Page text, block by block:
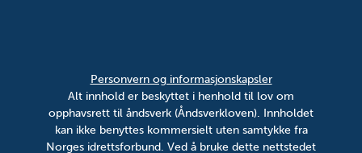
Personvern og informasjonskapsler
Alt innhold er beskyttet i henhold til lov om
opphavsrett til åndsverk (Åndsverkloven). Innholdet
kan ikke benyttes kommersielt uten samtykke fra
Norges idrettsforbund. Ved å bruke dette nettstedet